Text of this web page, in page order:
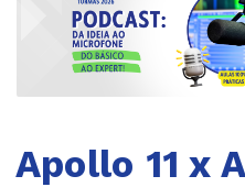
Apollo 11 x